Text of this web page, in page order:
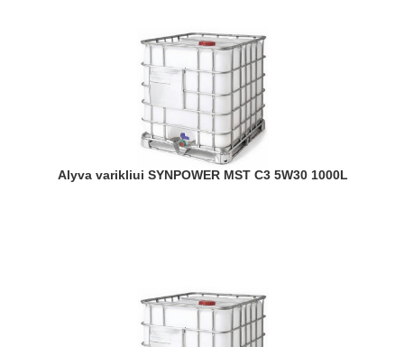
Alyva varikliui SYNPOWER MST C3 5W30 1000L